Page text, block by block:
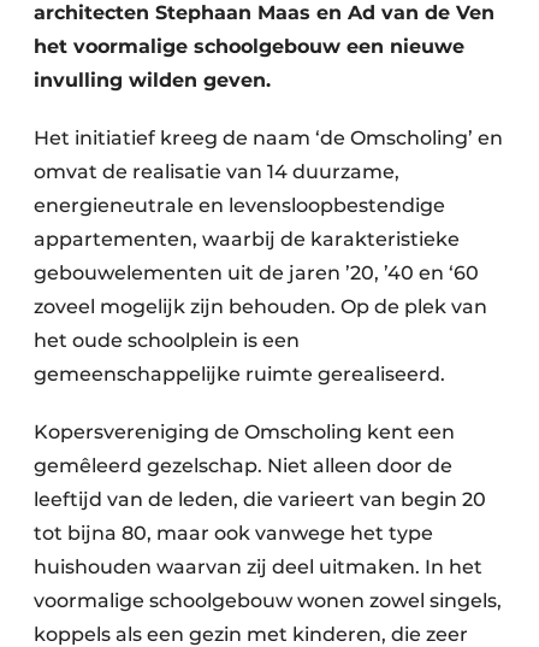
architecten Stephaan Maas en Ad van de Ven
het voormalige schoolgebouw een nieuwe
invulling wilden geven.
Het initiatief kreeg de naam ‘de Omscholing’ en
omvat de realisatie van 14 duurzame,
energieneutrale en levensloopbestendige
appartementen, waarbij de karakteristieke
gebouwelementen uit de jaren ’20, ’40 en ‘60
zoveel mogelijk zijn behouden. Op de plek van
het oude schoolplein is een
gemeenschappelijke ruimte gerealiseerd.
Kopersvereniging de Omscholing kent een
gemêleerd gezelschap. Niet alleen door de
leeftijd van de leden, die varieert van begin 20
tot bijna 80, maar ook vanwege het type
huishouden waarvan zij deel uitmaken. In het
voormalige schoolgebouw wonen zowel singels,
koppels als een gezin met kinderen, die zeer